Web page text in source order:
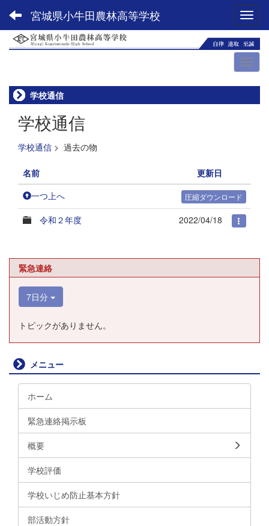
宮城県小牛田農林高等学校
学校通信
学校通信
学校通信 > 過去の物
名前
更新日
一つ上へ
圧縮ダウンロード
令和２年度 2022/04/18
緊急連絡
7日分
トピックがありません。
メニュー
ホーム
緊急連絡掲示板
概要
学校評価
学校いじめ防止基本方針
部活動方針